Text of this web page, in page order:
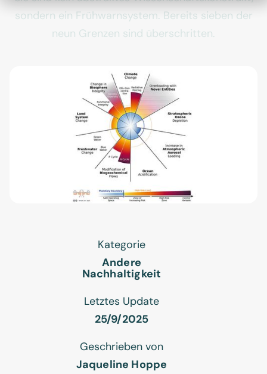
sondern ein Frühwarnsystem. Bereits sieben der
neun Grenzen sind überschritten.
Kategorie
Andere
Nachhaltigkeit
Letztes Update
25/9/2025
Geschrieben von
Jaqueline Hoppe